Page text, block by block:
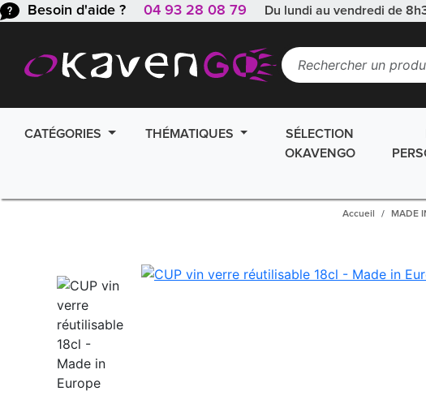
Besoin d'aide ? 04 93 28 08 79 Du lundi au vendredi de
CATÉGORIES THÉMATIQUES
SÉLECTION
OKAVENGO
Accueil MADE